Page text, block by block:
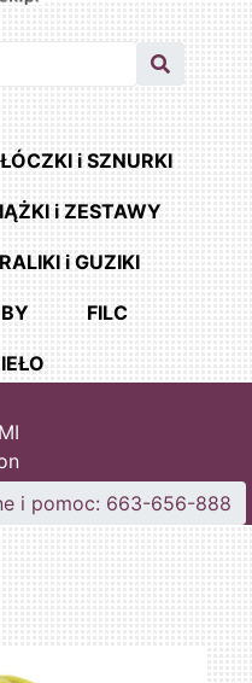
i SZNURKI
i ZESTAWY
i GUZIKI
FILC
i pomoc: 663-656-888